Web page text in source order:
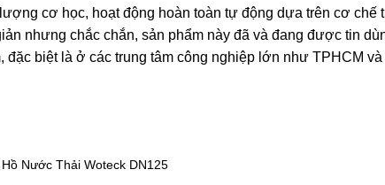
cơ học, hoạt động hoàn toàn tự động dựa trên cơ chế
nhưng chắc chắn, sản phẩm này đã và đang được tin
biệt là ở các trung tâm công nghiệp lớn như TPHCM và
Nước Thải Woteck DN125